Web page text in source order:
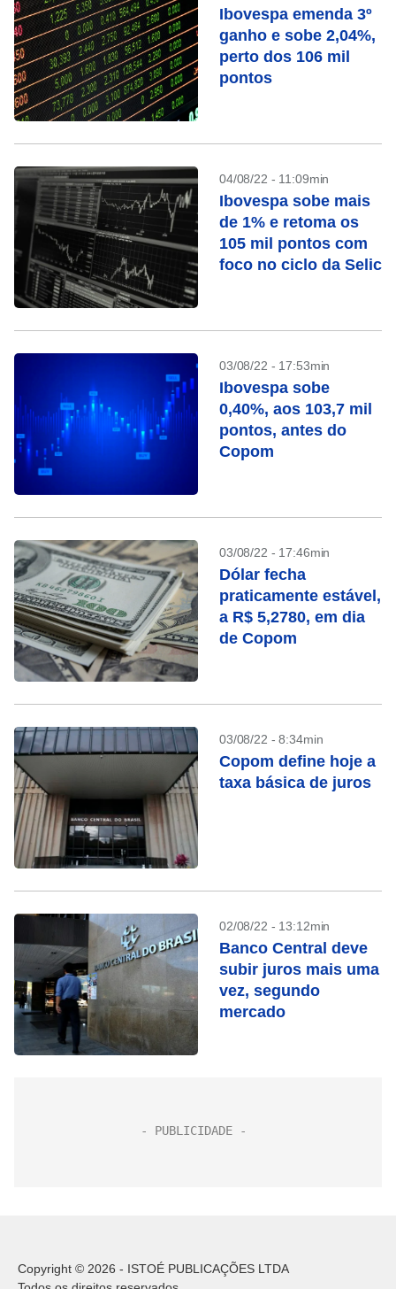
Ibovespa emenda 3º
ganho e sobe 2,04%,
perto dos 106 mil
pontos
04/08/22 - 11:09min
Ibovespa sobe mais
de 1% e retoma os
105 mil pontos com
foco no ciclo da Selic
03/08/22 - 17:53min
Ibovespa sobe
0,40%, aos 103,7 mil
pontos, antes do
Copom
03/08/22 - 17:46min
Dólar fecha
praticamente estável,
a R$ 5,2780, em dia
de Copom
03/08/22 - 8:34min
Copom define hoje a
taxa básica de juros
02/08/22 - 13:12min
Banco Central deve
subir juros mais uma
vez, segundo
mercado
Copyright © 2026 - ISTOÉ PUBLICAÇÕES LTDA